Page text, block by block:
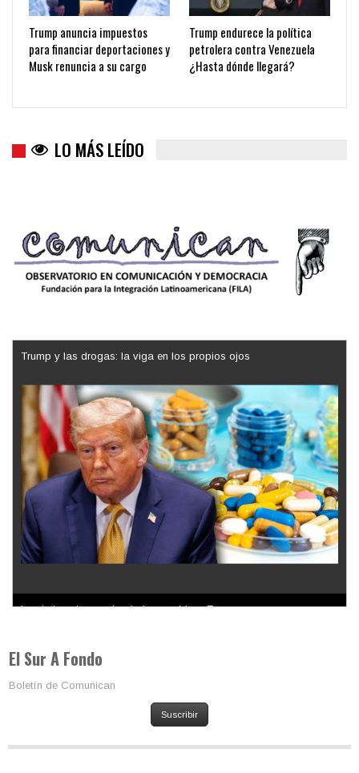
Trump anuncia impuestos
para financiar deportaciones y
Musk renuncia a su cargo
Trump endurece la política
petrolera contra Venezuela
¿Hasta dónde llegará?
LO MÁS LEÍDO
Trump y las drogas: la viga en los propios ojos
Los latinos le van dando la espalda a Trump